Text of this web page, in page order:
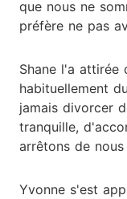
que nous ne
préfère ne pas
Shane l'a attirée
habituellement
jamais divorcer
tranquille,
arrêtons de
Yvonne s'est